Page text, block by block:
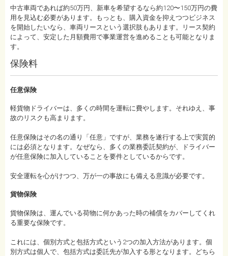
中古車両であれば約50万円、新車を希望するなら約120〜150万円の費
用を見込む必要があります。もっとも、購入資金を抑えつつビジネス
を開始したいなら、車両リースという選択肢もあります。リース契約
によって、安定した月額費用で事業運営を進めることも可能となりま
す。
保険料
任意保険
軽貨物ドライバーは、多くの時間を運転に費やします。それゆえ、事
故のリスクも高まります。
任意保険はその名の通り「任意」ですが、業務を遂行する上で実質的
には必須となります。なぜなら、多くの業務委託契約が、ドライバー
が任意保険に加入していることを要件としているからです。
安全運転を心がけつつ、万が一の事故にも備える意識が必要です。
貨物保険
貨物保険は、運んでいる荷物に何かあった時の補償をカバーしてくれ
る重要な保険です。
これには、個別方式と包括方式という2つの加入方法があります。個
別方式は個人で、包括方式は委託先が加入する形となります。どちら